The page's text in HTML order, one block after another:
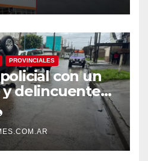
PROVINCIALES
con un
delincuentes
Francisco